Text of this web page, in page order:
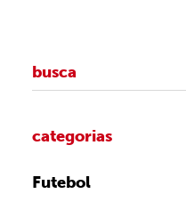
categorias
Futebol